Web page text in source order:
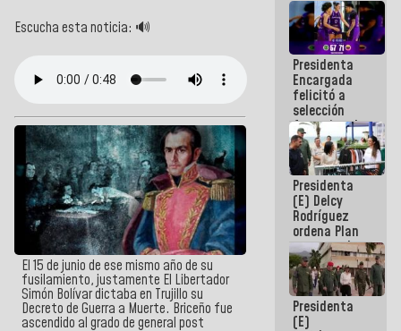
Escucha esta noticia: 🔊
El 15 de junio de ese mismo año de su
fusilamiento, justamente El Libertador
Simón Bolívar dictaba en Trujillo su
Decreto de Guerra a Muerte. Briceño fue
ascendido al grado de general post
Presidenta
Encargada
felicitó a
selección
femenina de
baloncesto
por su
clasificación
a la
AmeriCup
2027
Presidenta
(E) Delcy
Rodríguez
ordena Plan
maestro de
desarrollo
logístico y
turístico
para La
Guaira
Presidenta
(E)